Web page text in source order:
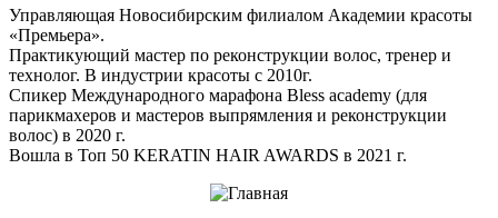
Управляющая Новосибирским филиалом Академии красоты
«Премьера».
Практикующий мастер по реконструкции волос, тренер и
технолог. В индустрии красоты с 2010г.
Спикер Международного марафона Bless academy (для
парикмахеров и мастеров выпрямления и реконструкции
волос) в 2020 г.
Вошла в Топ 50 KERATIN HAIR AWARDS в 2021 г.